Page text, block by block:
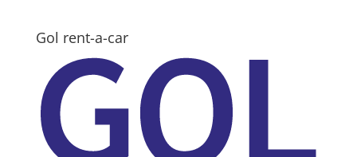
Gol rent-a-car